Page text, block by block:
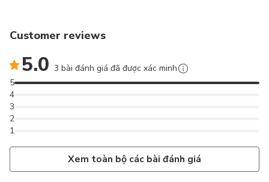
Customer reviews
5.0 3 bài đánh giá đã được xác minh
1
2
3
4
5
Xem toàn bộ các bài đánh giá